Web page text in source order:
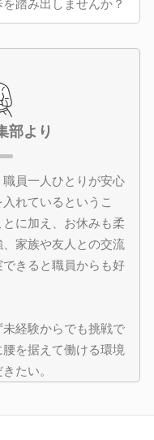
踏み出しませんか？
部より
員一人ひとりが安心
れているというこ
に加え、お休みも柔
家族や友人との交流
きると職員からも好
経験からでも挑戦で
を据えて働ける環境
たい。